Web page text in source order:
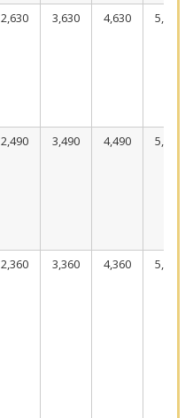
2,630 3,630 4,630 5,630
2,490 3,490 4,490 5,490
2,360 3,360 4,360 5,360